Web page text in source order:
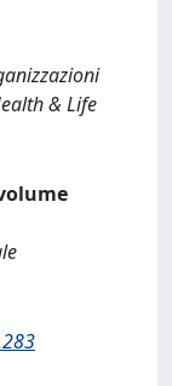
& Life